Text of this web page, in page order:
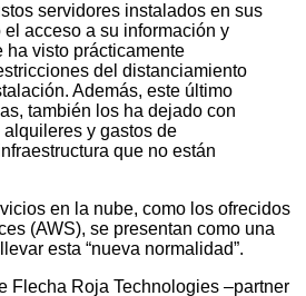
servidores instalados en sus
acceso a su información y
ha visto prácticamente
del distanciamiento
Además, este último
también los ha dejado con
y gastos de
que no están
en la nube, como los ofrecidos
(AWS), se presentan como una
esta “nueva normalidad”.
Flecha Roja Technologies –partner